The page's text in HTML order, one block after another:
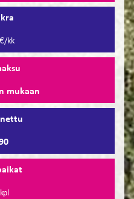
€/kk
mukaan